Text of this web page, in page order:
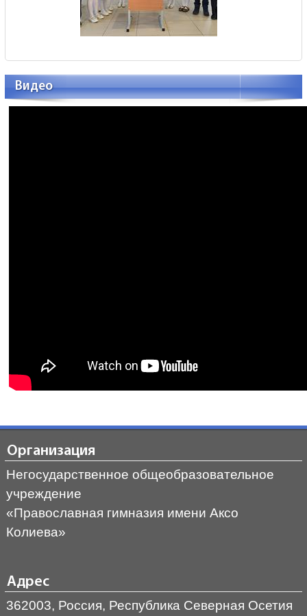
Видео
Организация
Негосударственное общеобразовательное
учреждение
«Православная гимназия имени Аксо
Колиева»
Адрес
362003, Россия, Республика Северная Осетия